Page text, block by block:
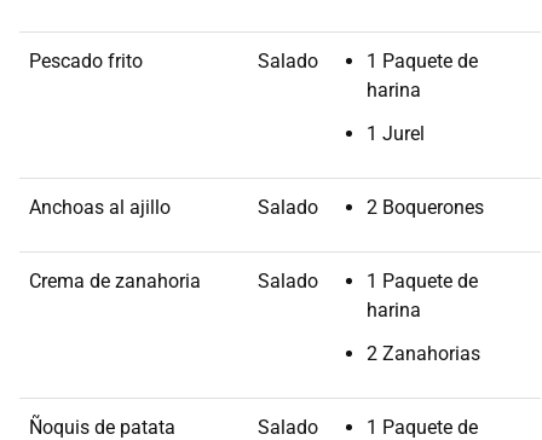
Pescado frito Salado
1 Paquete de
harina
1 Jurel
Anchoas al ajillo Salado 2 Boquerones
Crema de zanahoria Salado
1 Paquete de
harina
2 Zanahorias
Ñoquis de patata Salado
1 Paquete de